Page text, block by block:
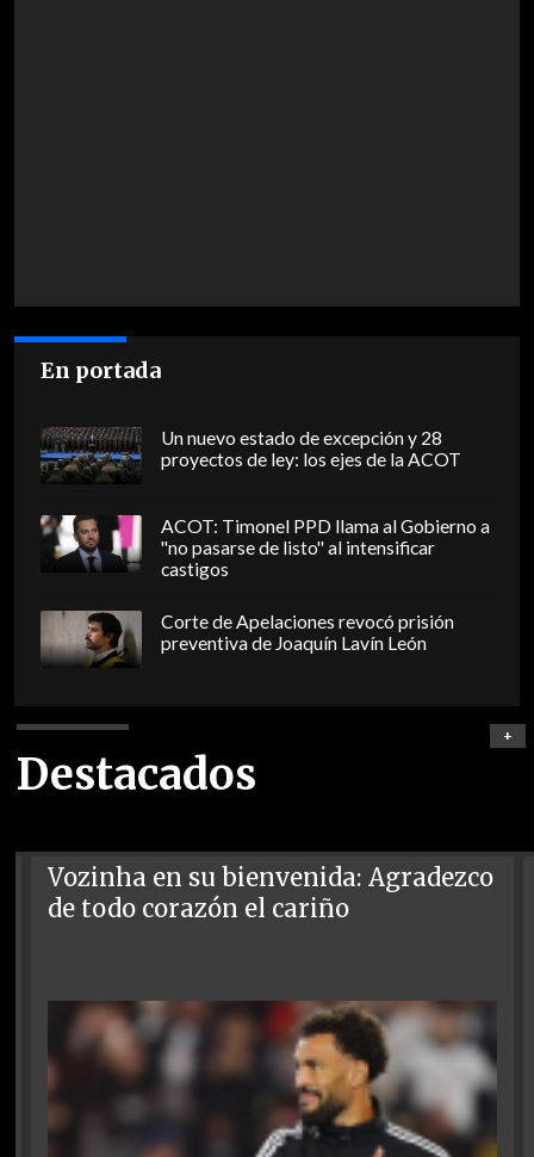
En portada
Un nuevo estado de excepción y 28
proyectos de ley: los ejes de la ACOT
ACOT: Timonel PPD llama al Gobierno a
"no pasarse de listo" al intensificar
castigos
Corte de Apelaciones revocó prisión
preventiva de Joaquín Lavín León
Destacados
+
Vozinha en su bienvenida: Agradezco
de todo corazón el cariño